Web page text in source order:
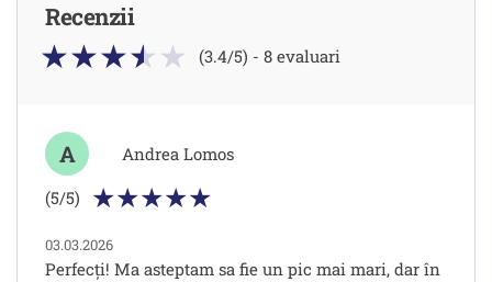
Recenzii
(3.4/5) - 8 evaluari
A
Andrea Lomos
(5/5)
03.03.2026
Perfecți! Ma asteptam sa fie un pic mai mari, dar în